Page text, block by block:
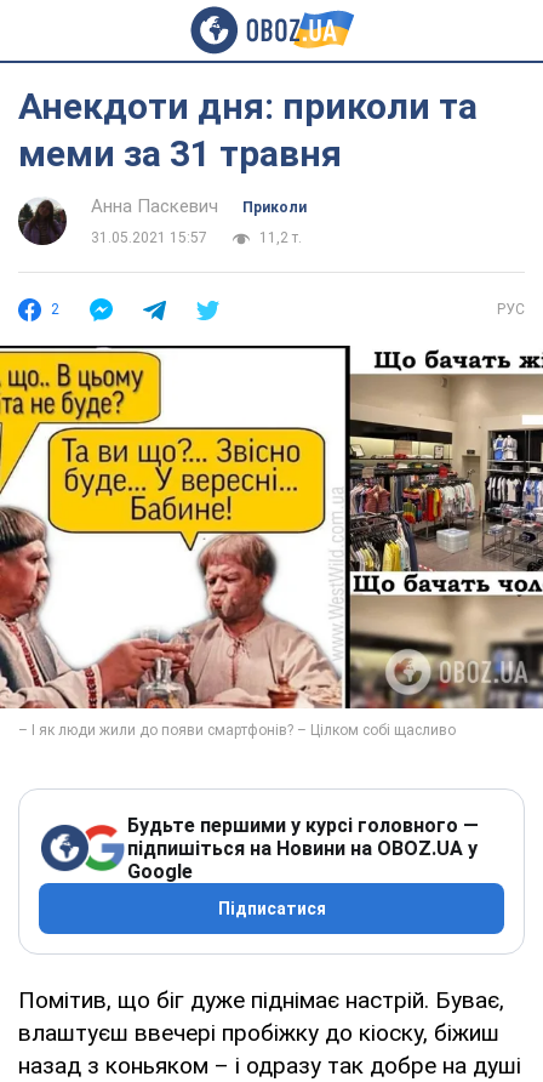
Анекдоти дня: приколи та
меми за 31 травня
Анна Паскевич
Приколи
31.05.2021 15:57
11,2 т.
2 РУС
Будьте першими у курсі головного —
підпишіться на Новини на OBOZ.UA у
Google
Підписатися
Помітив, що біг дуже піднімає настрій. Буває,
влаштуєш ввечері пробіжку до кіоску, біжиш
назад з коньяком – і одразу так добре на душі